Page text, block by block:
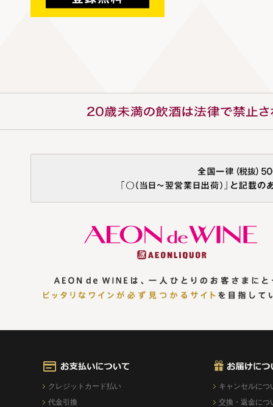
クレジットカード払い
代金引換
キャンセルにつ
交換・返金につ